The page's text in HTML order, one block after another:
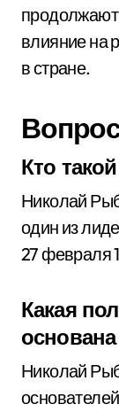
продолжают
влияние на
в стране.
Кто
Николай
один из
27 февраля
Какая
Николай